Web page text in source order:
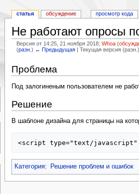
Не работают опросы
Версия от 14:25, 21 ноября 2018;Whoa (
(разн.) ← Предыдущая | Текущая версия
Проблема
Под залогиненым пользователем не
Решение
В шаблоне дизайна для страницы на
Категория: Решение проблем и ошибок
статья обсуждение просмотр кода